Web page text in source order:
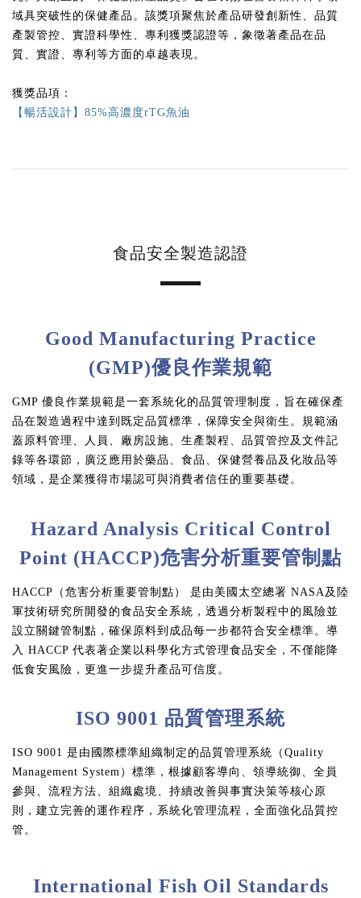
域具突破性的保健產品。該獎項聚焦於產品研發創新性、品質
產製管控、實證科學性、專利獲獎認證等，象徵著產品在品
質、實證、專利等方面的卓越表現。
獲獎品項：
【暢活設計】85%高濃度rTG魚油
食品安全製造認證
Good Manufacturing Practice
(GMP)優良作業規範
GMP 優良作業規範是一套系統化的品質管理制度，旨在確保產
品在製造過程中達到既定品質標準，保障安全與衛生。規範涵
蓋原料管理、人員、廠房設施、生產製程、品質管控及文件記
錄等各環節，廣泛應用於藥品、食品、保健營養品及化妝品等
領域，是企業獲得市場認可與消費者信任的重要基礎。
Hazard Analysis Critical Control
Point (HACCP)危害分析重要管制點
HACCP（危害分析重要管制點） 是由美國太空總署 NASA及陸
軍技術研究所開發的食品安全系統，透過分析製程中的風險並
設立關鍵管制點，確保原料到成品每一步都符合安全標準。導
入 HACCP 代表著企業以科學化方式管理食品安全，不僅能降
低食安風險，更進一步提升產品可信度。
ISO 9001 品質管理系統
ISO 9001 是由國際標準組織制定的品質管理系統（Quality
Management System）標準，根據顧客導向、領導統御、全員
參與、流程方法、組織處境、持續改善與事實決策等核心原
則，建立完善的運作程序，系統化管理流程，全面強化品質控
管。
International Fish Oil Standards